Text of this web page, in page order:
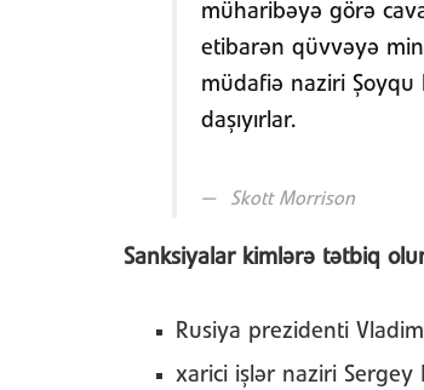
müharibəyə görə
etibarən qüvvəyə
müdafiə naziri Şoyqu
daşıyırlar.
Skott Morrison
Sanksiyalar kimlərə tətbiq
Rusiya prezidenti
xarici işlər naziri Sergey